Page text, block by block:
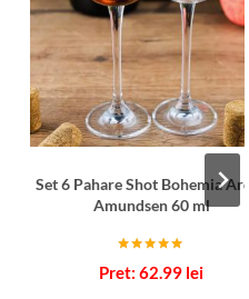
Set 6 Pahare Shot Bohemia
Amundsen 60 ml
5.00
62.99 lei